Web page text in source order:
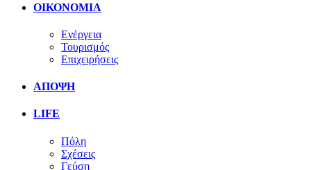
ΟΙΚΟΝΟΜΙΑ
Ενέργεια
Τουρισμός
Επιχειρήσεις
ΑΠΟΨΗ
LIFE
Πόλη
Σχέσεις
Γεύση